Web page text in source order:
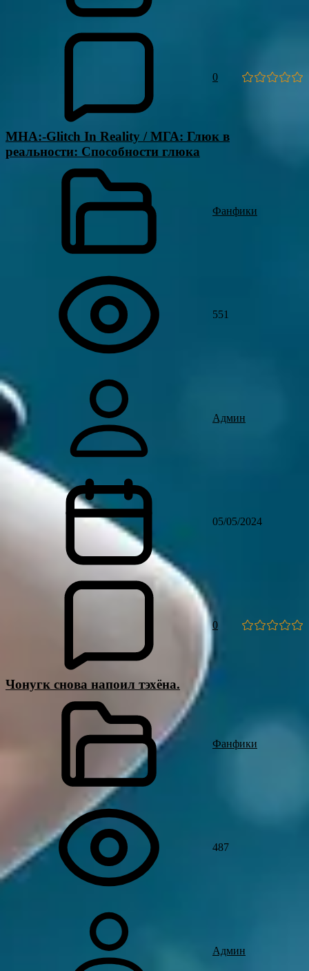
0
MHA:-Glitch In Reality / МГА: Глюк в
реальности: Способности глюка
Фанфики
551
Админ
05/05/2024
0
Чонугк снова напоил тэхёна.
Фанфики
487
Админ